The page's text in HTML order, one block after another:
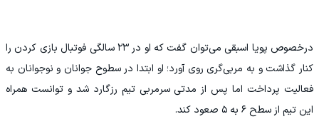
درخصوص پویا اسبقی می‌توان گفت که او در ۲۳ سالگی فوتبال بازی کردن را
کنار گذاشت و به مربی‌گری روی آورد؛ او ابتدا در سطوح جوانان و نوجوانان به
فعالیت پرداخت اما پس از مدتی سرمربی تیم رزگارد شد و توانست همراه
این تیم از سطح ۶ به ۵ صعود کند.